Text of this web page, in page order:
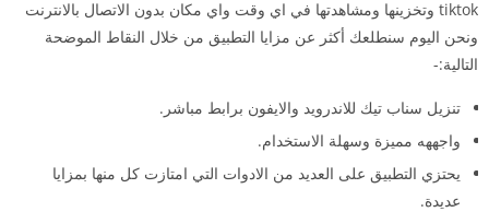
tiktok وتخزينها ومشاهدتها في اي وقت واي مكان بدون الاتصال بالانترنت
ونحن اليوم سنطلعك أكثر عن مزايا التطبيق من خلال النقاط الموضحة
التالية:-
تنزيل سناب تيك للاندرويد والايفون برابط مباشر.
واجههه مميزة وسهلة الاستخدام.
يحتزي التطبيق على العديد من الادوات التي امتازت كل منها بمزايا
عديدة.